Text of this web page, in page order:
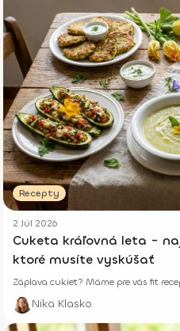
Recepty
2 Júl 2026
Cuketa kráľovná leta -
ktoré musíte vyskúšať
Záplava cukiet? Máme pre vás fit
Nika Klasko